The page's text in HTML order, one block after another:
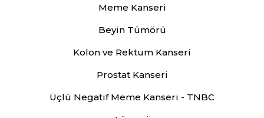
Meme Kanseri
Beyin Tümörü
Kolon ve Rektum Kanseri
Prostat Kanseri
Üçlü Negatif Meme Kanseri - TNBC